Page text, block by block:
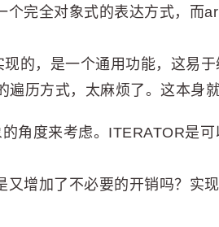
完全对象式的表达方式，而
的，是一个通用功能，这易
历方式，太麻烦了。这本身就
角度来考虑。ITERATOR是可
增加了不必要的开销吗？实